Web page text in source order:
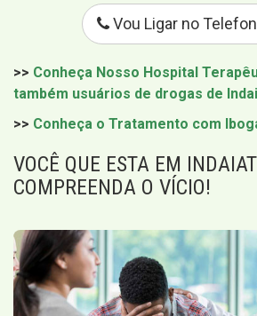
Vou Ligar no
>> Conheça Nosso Hospital
também usuários de drogas de
>> Conheça o Tratamento com
VOCÊ QUE ESTA EM
COMPREENDA O VÍCIO!